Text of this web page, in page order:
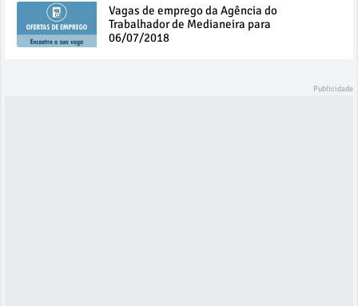
Vagas de emprego da Agência do
Trabalhador de Medianeira para
06/07/2018